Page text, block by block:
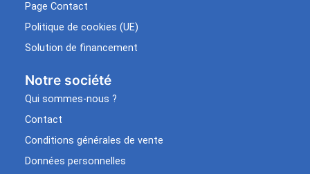
Page Contact
Politique de cookies (UE)
Solution de financement
Notre société
Qui sommes-nous ?
Contact
Conditions générales de vente
Données personnelles